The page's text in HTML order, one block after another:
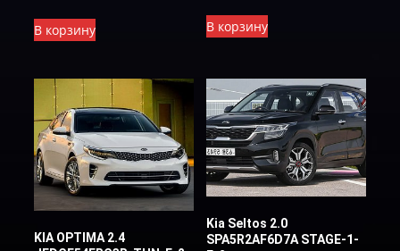
В корзину В корзину
KIA OPTIMA 2.4
Kia Seltos 2.0
SPA5R2AF6D7A STAGE-1-